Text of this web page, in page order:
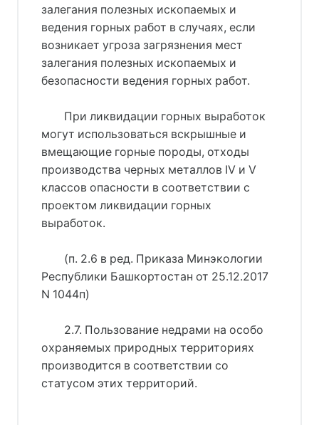
залегания полезных ископаемых и
ведения горных работ в случаях, если
возникает угроза загрязнения мест
залегания полезных ископаемых и
безопасности ведения горных работ.
При ликвидации горных выработок
могут использоваться вскрышные и
вмещающие горные породы, отходы
производства черных металлов IV и V
классов опасности в соответствии с
проектом ликвидации горных
выработок.
(п. 2.6 в ред. Приказа Минэкологии
Республики Башкортостан от 25.12.2017
N 1044п)
2.7. Пользование недрами на особо
охраняемых природных территориях
производится в соответствии со
статусом этих территорий.